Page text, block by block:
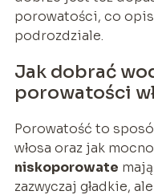
porowatości, co
podrozdziale.
Jak dobrać
porowatości
Porowatość to
włosa oraz jak
niskoporowate
zazwyczaj gładkie,